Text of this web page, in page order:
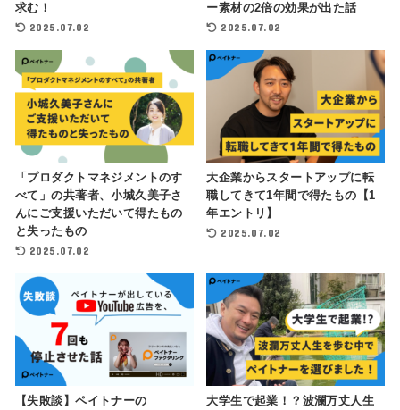
求む！
2025.07.02
ー素材の2倍の効果が出た話
2025.07.02
「プロダクトマネジメントのす
べて」の共著者、小城久美子さ
んにご支援いただいて得たもの
と失ったもの
2025.07.02
大企業からスタートアップに転
職してきて1年間で得たもの【1
年エントリ】
2025.07.02
【失敗談】ペイトナーの
大学生で起業！？波瀾万丈人生